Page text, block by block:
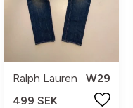
Ralph Lauren
W29
499 SEK